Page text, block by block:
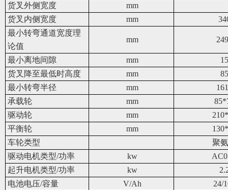
货叉外侧宽度
mm
货叉内侧宽度
mm
最小转弯通道宽度理
论值
mm
最小离地间隙 mm
15
货叉降至最低时高度
mm
85
最小转弯半径
mm
承载轮
mm
驱动轮
mm
平衡轮
mm
车轮类型
聚
驱动电机类型/功率
kw
起升电机类型/功率
kw
电池电压/容量
V/Ah
24/